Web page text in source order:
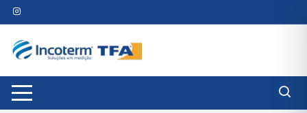
Pular
para
conteúdo